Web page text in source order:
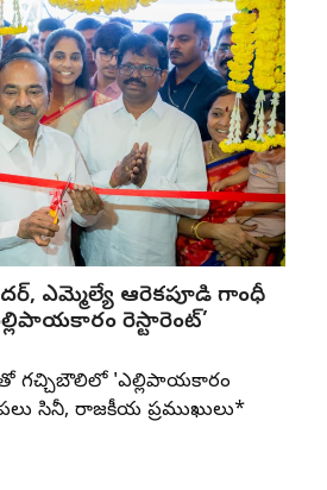
ఎమ్మెల్యే ఆరెకపూడి గాంధీ
రెస్టారెంట్’
గచ్చిబౌలిలో 'ఎల్లిపాయకారం
సినీ, రాజకీయ ప్రముఖులు*